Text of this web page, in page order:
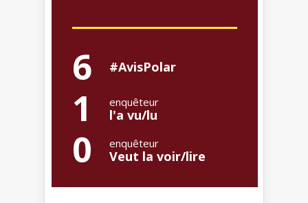
6 #AvisPolar
1 enquêteur
l'a vu/lu
0 enquêteur
Veut la voir/lire